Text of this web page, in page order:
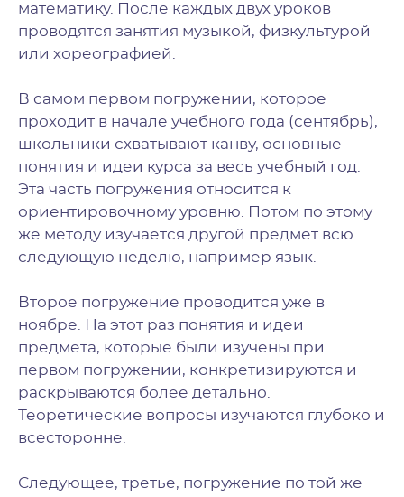
математику. После каждых двух уроков
проводятся занятия музыкой, физкультурой
или хореографией.
В самом первом погружении, которое
проходит в начале учебного года (сентябрь),
школьники схватывают канву, основные
понятия и идеи курса за весь учебный год.
Эта часть погружения относится к
ориентировочному уровню. Потом по этому
же методу изучается другой предмет всю
следующую неделю, например язык.
Второе погружение проводится уже в
ноябре. На этот раз понятия и идеи
предмета, которые были изучены при
первом погружении, конкретизируются и
раскрываются более детально.
Теоретические вопросы изучаются глубоко и
всесторонне.
Следующее, третье, погружение по той же